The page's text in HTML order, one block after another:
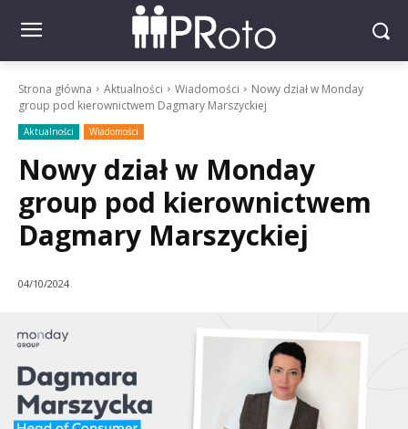
Strona główna Aktualności Wiadomości
Nowy dział w Monday
group pod kierownictwem Dagmary Marszyckiej
Aktualności Wiadomości
Nowy dział w Monday
group pod kierownictwem
Dagmary Marszyckiej
04/10/2024